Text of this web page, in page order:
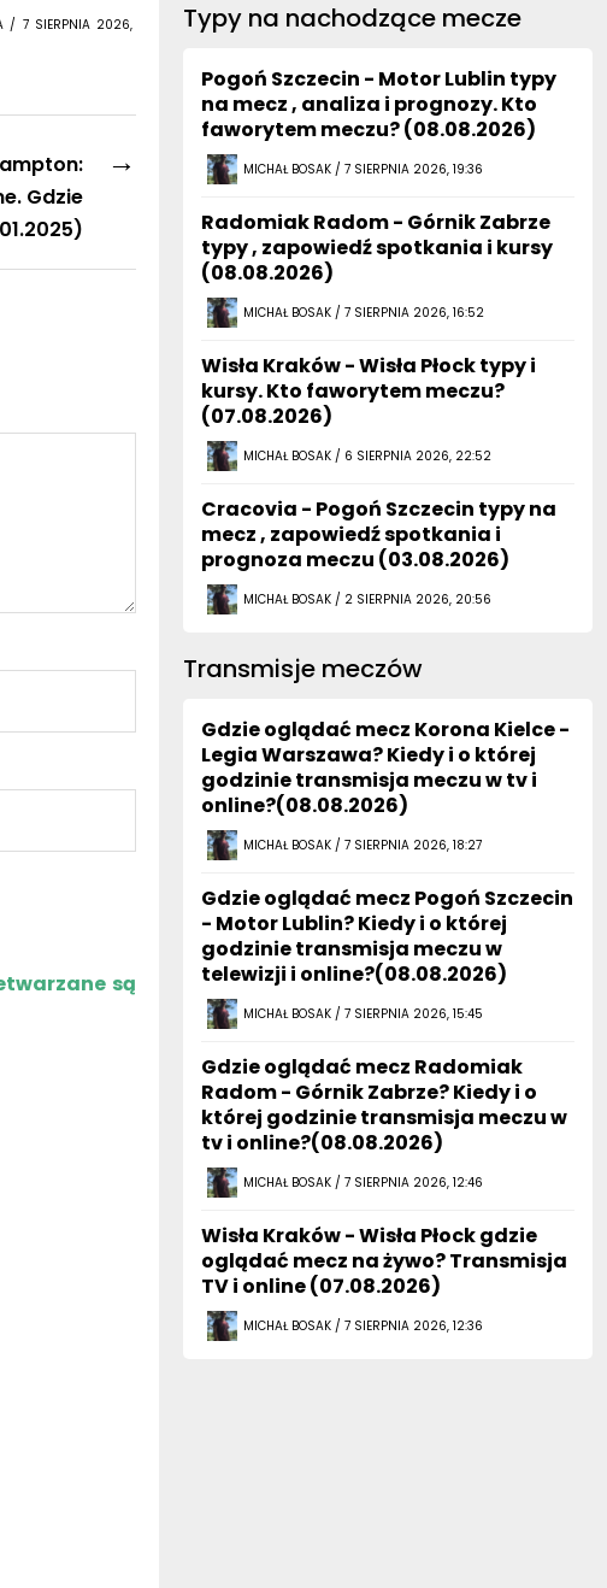
/ 7 SIERPNIA 2026,
→
Gdzie
są
Typy na nachodzące mecze
Pogoń Szczecin - Motor Lublin typy
na mecz , analiza i prognozy. Kto
faworytem meczu? (08.08.2026)
MICHAŁ BOSAK / 7 SIERPNIA 2026, 19:36
Radomiak Radom - Górnik Zabrze
typy , zapowiedź spotkania i kursy
(08.08.2026)
MICHAŁ BOSAK / 7 SIERPNIA 2026, 16:52
Wisła Kraków - Wisła Płock typy i
kursy. Kto faworytem meczu?
(07.08.2026)
MICHAŁ BOSAK / 6 SIERPNIA 2026, 22:52
Cracovia - Pogoń Szczecin typy na
mecz , zapowiedź spotkania i
prognoza meczu (03.08.2026)
MICHAŁ BOSAK / 2 SIERPNIA 2026, 20:56
Transmisje meczów
Gdzie oglądać mecz Korona Kielce -
Legia Warszawa? Kiedy i o której
godzinie transmisja meczu w tv i
online?(08.08.2026)
MICHAŁ BOSAK / 7 SIERPNIA 2026, 18:27
Gdzie oglądać mecz Pogoń Szczecin
- Motor Lublin? Kiedy i o której
godzinie transmisja meczu w
telewizji i online?(08.08.2026)
MICHAŁ BOSAK / 7 SIERPNIA 2026, 15:45
Gdzie oglądać mecz Radomiak
Radom - Górnik Zabrze? Kiedy i o
której godzinie transmisja meczu w
tv i online?(08.08.2026)
MICHAŁ BOSAK / 7 SIERPNIA 2026, 12:46
Wisła Kraków - Wisła Płock gdzie
oglądać mecz na żywo? Transmisja
TV i online (07.08.2026)
MICHAŁ BOSAK / 7 SIERPNIA 2026, 12:36